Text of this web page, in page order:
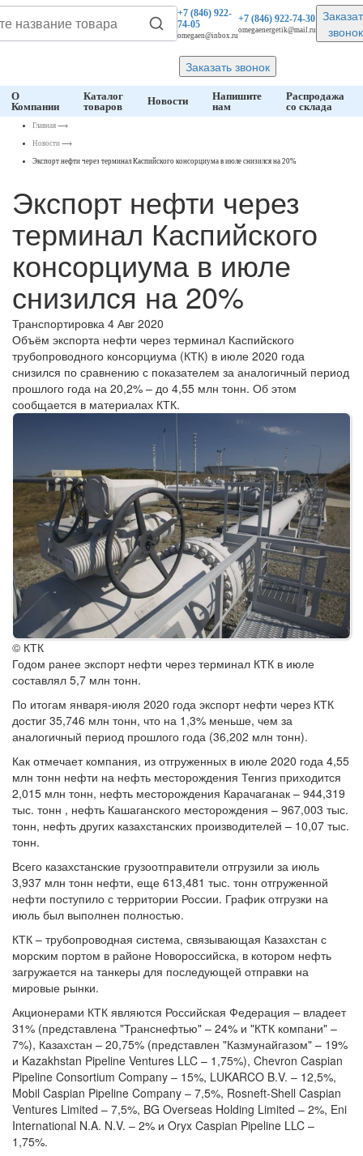
+7 (846)922-
74-05
omegaen@inbox.ru
+7 (846)922-74-30
omegaenergetik@mail.ru
звонок
Заказать звонок
О
Компании
Каталог
товаров
Новости
Напишите
нам
Распродажа
со склада
Главная ⟶
Новости ⟶
Экспорт нефти через терминал Каспийского консорциума в июле снизился на 20%
Экспорт нефти через
терминал Каспийского
консорциума в июле
снизился на 20%
Транспортировка 4 Авг 2020
Объём экспорта нефти через терминал Каспийского
трубопроводного консорциума (КТК) в июле 2020 года
снизился по сравнению с показателем за аналогичный период
прошлого года на 20,2% – до 4,55 млн тонн. Об этом
сообщается в материалах КТК.
© КТК
Годом ранее экспорт нефти через терминал КТК в июле
составлял 5,7 млн тонн.
По итогам января-июля 2020 года экспорт нефти через КТК
достиг 35,746 млн тонн, что на 1,3% меньше, чем за
аналогичный период прошлого года (36,202 млн тонн).
Как отмечает компания, из отгруженных в июле 2020 года 4,55
млн тонн нефти на нефть месторождения Тенгиз приходится
2,015 млн тонн, нефть месторождения Карачаганак – 944,319
тыс. тонн , нефть Кашаганского месторождения – 967,003 тыс.
тонн, нефть других казахстанских производителей – 10,07 тыс.
тонн.
Всего казахстанские грузоотправители отгрузили за июль
3,937 млн тонн нефти, еще 613,481 тыс. тонн отгруженной
нефти поступило с территории России. График отгрузки на
июль был выполнен полностью.
КТК – трубопроводная система, связывающая Казахстан с
морским портом в районе Новороссийска, в котором нефть
загружается на танкеры для последующей отправки на
мировые рынки.
Акционерами КТК являются Российская Федерация – владеет
31% (представлена "Транснефтью" – 24% и "КТК компани" –
7%), Казахстан – 20,75% (представлен "Казмунайгазом" – 19%
и Kazakhstan Pipeline Ventures LLC – 1,75%), Chevron Caspian
Pipeline Consortium Company – 15%, LUKARCO B.V. – 12,5%,
Mobil Caspian Pipeline Company – 7,5%, Rosneft-Shell Caspian
Ventures Limited – 7,5%, BG Overseas Holding Limited – 2%, Eni
International N.A. N.V. – 2% и Oryx Caspian Pipeline LLC –
1,75%.